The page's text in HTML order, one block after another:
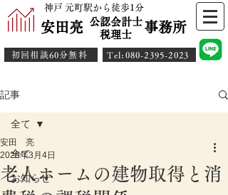
神戸 元町駅から徒歩1分
安田亮 事務所
公認会計士
​税理士
初回相談60分無料 ​Tel:080-2395-2023
記事
全て
お知らせ
全て
老人ホームの建物取得と消
安田 亮
2025年3月4日